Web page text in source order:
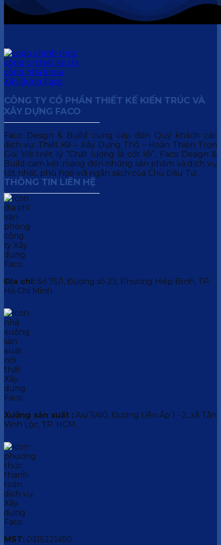
CÔNG TY CỔ PHẦN THIẾT KẾ KIẾN TRÚC VÀ
XÂY DỰNG FACO
Faco Design & Build cung cấp đến Quý khách các
dịch vụ: Thiết Kế – Xây Dựng Thô – Hoàn Thiện Trọn
Gói. Với triết lý “Chất lượng là cốt lõi”, Faco Design &
Build cam kết mang đến những sản phẩm và dịch vụ
tốt nhất, phù hợp với ngân sách của Chủ Đầu Tư.
THÔNG TIN LIÊN HỆ
Địa chỉ: Số 75/1, Đường số 23, Phường Hiệp Bình, TP.
Hồ Chí Minh
Xưởng sản xuất : A4/ 5A10, Đường Liên Ấp 1 - 2, xã Tân
Vĩnh Lộc, TP. HCM.
MST: 0315221450